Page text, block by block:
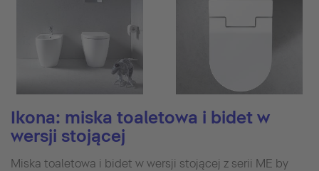
Ikona: miska toaletowa i bidet w
wersji stojącej
Miska toaletowa i bidet w wersji stojącej z serii ME by